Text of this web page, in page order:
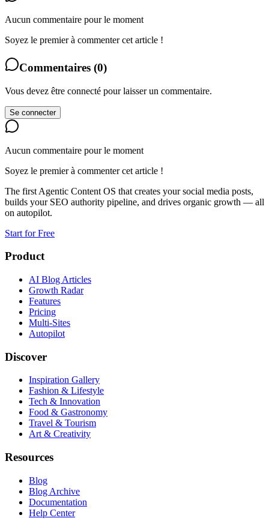
Aucun commentaire pour le moment
Soyez le premier à commenter cet article !
Commentaires (0)
Vous devez être connecté pour laisser un commentaire.
Se connecter
Aucun commentaire pour le moment
Soyez le premier à commenter cet article !
The first Agentic Content OS that creates your social media posts,
builds your SEO authority pipeline, and drives organic growth — all
on autopilot.
Start for Free
Product
AI Blog Articles
Growth Radar
Features
Pricing
Multi-Sites
Autopilot
Discover
Inspiration Gallery
Fashion & Lifestyle
Tech & Innovation
Food & Gastronomy
Travel & Tourism
Art & Creativity
Resources
Blog
Blog Archive
Documentation
Help Center